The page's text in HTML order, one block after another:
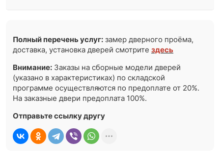
Полный перечень услуг: замер дверного проёма,
доставка, установка дверей смотритездесь
Внимание: Заказы на сборные модели дверей
(указано в характеристиках) по складской
программе осуществляются по предоплате от 20%.
На заказные двери предоплата 100%.
Отправьте ссылку другу